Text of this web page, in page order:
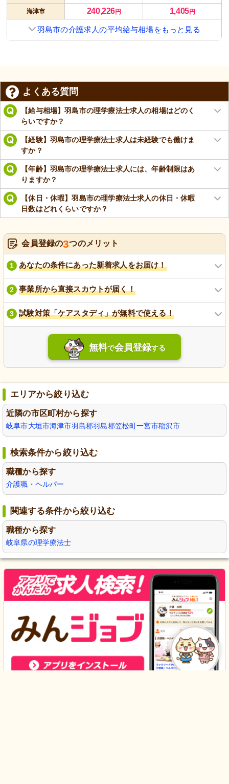
海津市 240,226円 1,405円
羽島市の介護求人の平均給与相場をもっと見る
よくある質問
【給与相場】羽島市の理学療法士求人の相場はどのく
らいですか？
【経験】羽島市の理学療法士求人は未経験でも働けま
すか？
【年齢】羽島市の理学療法士求人には、年齢制限はあ
りますか？
【休日・休暇】羽島市の理学療法士求人の休日・休暇
日数はどれくらいですか？
会員登録の3つのメリット
1 あなたの条件にあった新着求人をお届け！
2 事業所から直接スカウトが届く！
3 試験対策「ケアスタディ」が無料で使える！
無料で会員登録する
エリアから絞り込む
近隣の市区町村から探す
岐阜市大垣市海津市羽島郡羽島郡笠松町一宮市稲沢市
検索条件から絞り込む
職種から探す
介護職・ヘルパー
関連する条件から絞り込む
職種から探す
岐阜県の理学療法士